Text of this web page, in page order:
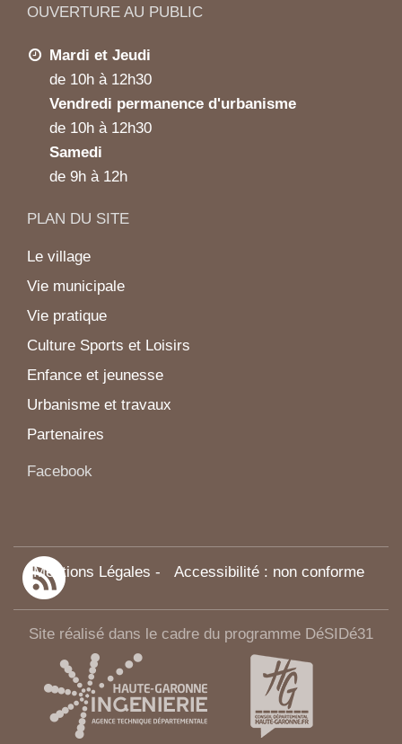
OUVERTURE AU PUBLIC
Mardi et Jeudi
de 10h à 12h30
Vendredi permanence d'urbanisme
de 10h à 12h30
Samedi
de 9h à 12h
PLAN DU SITE
Le village
Vie municipale
Vie pratique
Culture Sports et Loisirs
Enfance et jeunesse
Urbanisme et travaux
Partenaires
Facebook
Mentions Légales - Accessibilité : non conforme
Site réalisé dans le cadre du programme DéSIDé31